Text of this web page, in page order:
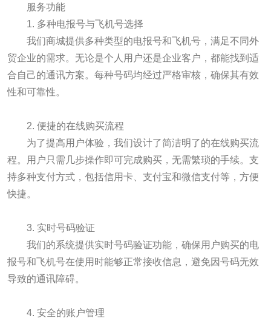
服务功能
1. 多种电报号与飞机号选择
我们商城提供多种类型的电报号和飞机号，满足不同外
贸企业的需求。无论是个人用户还是企业客户，都能找到适
合自己的通讯方案。每种号码均经过严格审核，确保其有效
性和可靠性。
2. 便捷的在线购买流程
为了提高用户体验，我们设计了简洁明了的在线购买流
程。用户只需几步操作即可完成购买，无需繁琐的手续。支
持多种支付方式，包括信用卡、支付宝和微信支付等，方便
快捷。
3. 实时号码验证
我们的系统提供实时号码验证功能，确保用户购买的电
报号和飞机号在使用时能够正常接收信息，避免因号码无效
导致的通讯障碍。
4. 安全的账户管理